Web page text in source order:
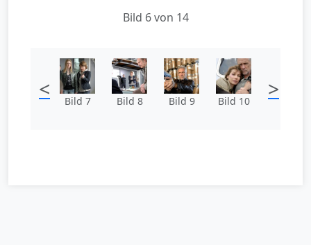
Bild 6 von 14
< Bild 7 Bild 8 Bild 9 Bild 10 >